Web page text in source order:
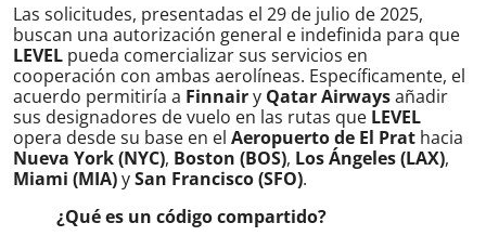
Las solicitudes, presentadas el 29 de julio de 2025,
buscan una autorización general e indefinida para que
LEVEL pueda comercializar sus servicios en
cooperación con ambas aerolíneas. Específicamente, el
acuerdo permitiría a Finnairy Qatar Airwaysañadir
sus designadores de vuelo en las rutas que LEVEL
opera desde su base en el Aeropuerto de El Prat hacia
Nueva York (NYC), Boston (BOS), Los Ángeles (LAX),
Miami (MIA)ySan Francisco (SFO).
¿Qué es un código compartido?